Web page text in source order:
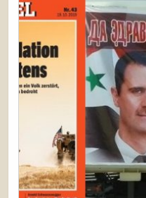
большей палитры).